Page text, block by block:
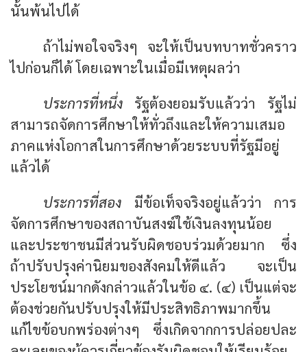
นั้นพ้นไปได้
ถ้าไม่พอใจจริงๆ จะให้เป็นบทบาทชั่วคราว
ไปก่อนก็ได้ โดยเฉพาะในเมื่อมีเหตุผลว่า
ประการที่หนึ่ง รัฐต้องยอมรับแล้วว่า รัฐไม่
สามารถจัดการศึกษาให้ทั่วถึงและให้ความเสมอ
ภาคแห่งโอกาสในการศึกษาด้วยระบบที่รัฐมีอยู่
แล้วได้
ประการที่สอง มีข้อเท็จจริงอยู่แล้วว่า การ
จัดการศึกษาของสถาบันสงฆ์ใช้เงินลงทุนน้อย
และประชาชนมีส่วนรับผิดชอบร่วมด้วยมาก ซึ่ง
ถ้าปรับปรุงค่านิยมของสังคมให้ดีแล้ว จะเป็น
ประโยชน์มากดังกล่าวแล้วในข้อ ๔. (๔) เป็นแต่จะ
ต้องช่วยกันปรับปรุงให้มีประสิทธิภาพมากขึ้น
แก้ไขข้อบกพร่องต่างๆ ซึ่งเกิดจากการปล่อยปละ